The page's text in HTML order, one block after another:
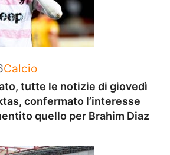
Categorie
Calcio
tutte le notizie di giovedì
confermato l’interesse
quello per Brahim Diaz